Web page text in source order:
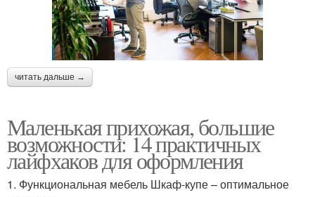
читать дальше →
Маленькая прихожая, большие
возможности: 14 практичных
лайфхаков для оформления
1. Функциональная мебель Шкаф-купе – оптимальное